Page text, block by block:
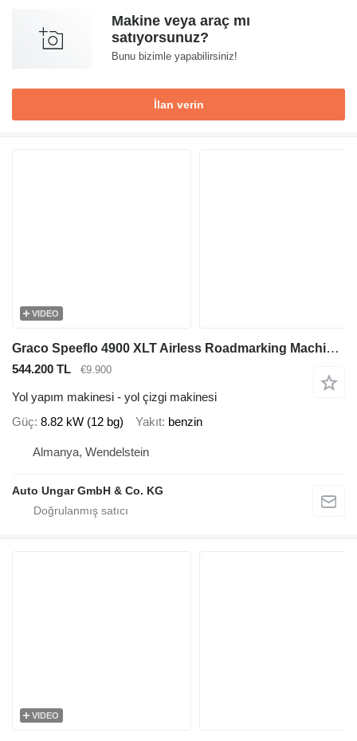
Makine veya araç mı
satıyorsunuz?
Bunu bizimle yapabilirsiniz!
İlan verin
VIDEO
Graco Speeflo 4900 XLT Airless Roadmarking Machine Perls Co
544.200 TL €9.900
Yol yapım makinesi - yol çizgi makinesi
Güç 8.82 kW (12 bg) Yakıt benzin
Almanya, Wendelstein
Auto Ungar GmbH & Co. KG
VIDEO